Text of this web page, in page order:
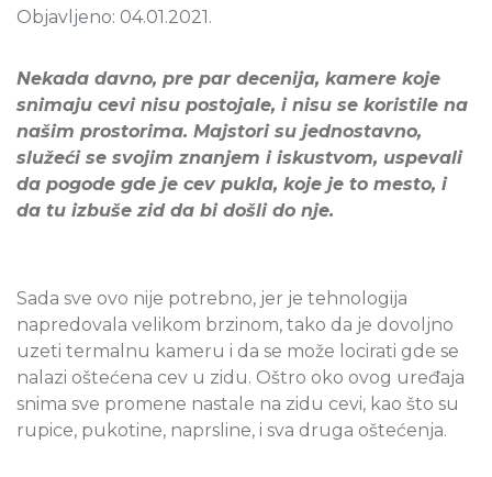
Objavljeno: 04.01.2021.
Nekada davno, pre par decenija, kamere koje
snimaju cevi nisu postojale, i nisu se koristile na
našim prostorima. Majstori su jednostavno,
služeći se svojim znanjem i iskustvom, uspevali
da pogode gde je cev pukla, koje je to mesto, i
da tu izbuše zid da bi došli do nje.
Sada sve ovo nije potrebno, jer je tehnologija
napredovala velikom brzinom, tako da je dovoljno
uzeti termalnu kameru i da se može locirati gde se
nalazi oštećena cev u zidu. Oštro oko ovog uređaja
snima sve promene nastale na zidu cevi, kao što su
rupice, pukotine, naprsline, i sva druga oštećenja.